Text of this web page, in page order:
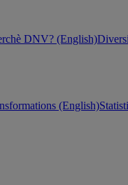
DNV? (English)
(English)